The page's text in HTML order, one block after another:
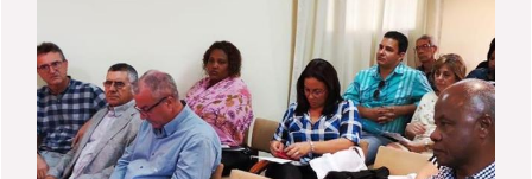
de Saneamiento del Lago Titicaca.